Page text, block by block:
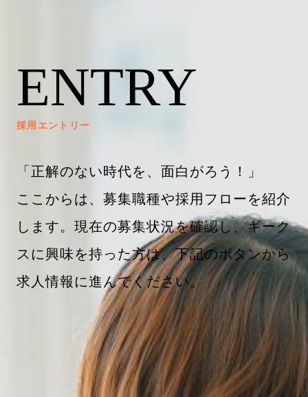
採用エントリー
ENTRY
「正解のない時代を、面白がろう！」
ここからは、募集職種や採用フローを紹介
します。現在の募集状況を確認し、ギーク
スに興味を持った方は、下記のボタンから
求人情報に進んでください。